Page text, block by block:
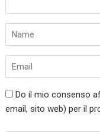
Do il mio consenso
email, sito web) per il